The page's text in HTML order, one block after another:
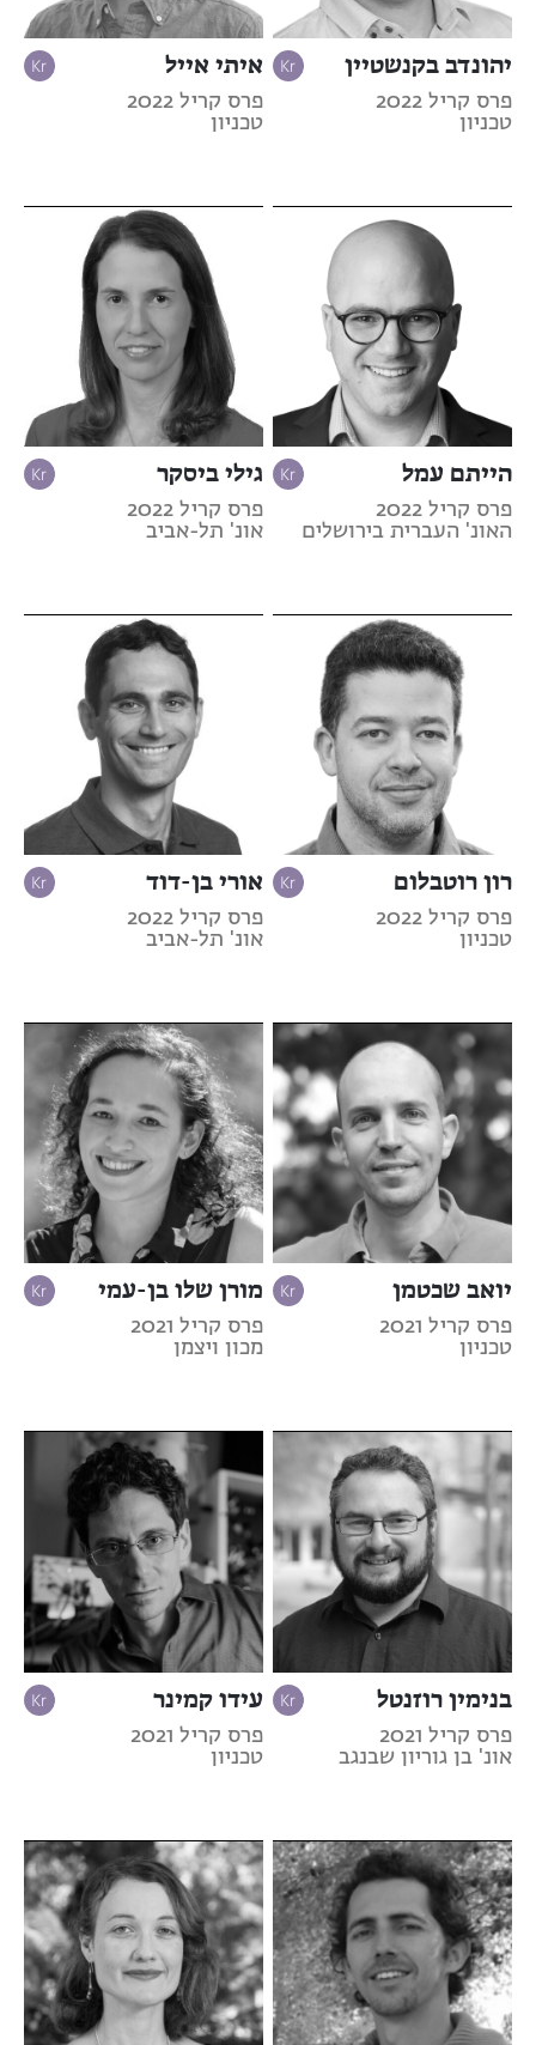
יהונדב בקנשטיין
פרס קריל 2022
טכניון
איתי אייל
פרס קריל 2022
טכניון
הייתם עמל
פרס קריל 2022
האונ' העברית בירושלים
גילי ביסקר
פרס קריל 2022
אונ' תל-אביב
רון רוטבלום
פרס קריל 2022
טכניון
אורי בן-דוד
פרס קריל 2022
אונ' תל-אביב
יואב שכטמן
פרס קריל 2021
טכניון
מורן שלו בן-עמי
פרס קריל 2021
מכון ויצמן
בנימין רוזנטל
פרס קריל 2021
אונ' בן גוריון שבנגב
עידו קמינר
פרס קריל 2021
טכניון